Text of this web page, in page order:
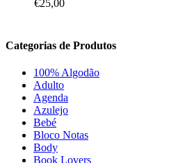
€25,00
Categorias de Produtos
100% Algodão
Adulto
Agenda
Azulejo
Bebé
Bloco Notas
Body
Book Lovers